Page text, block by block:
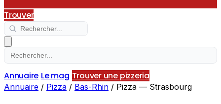
Trouver
Annuaire Le mag Trouver une pizzeria
Annuaire / Pizza / Bas-Rhin / Pizza — Strasbourg